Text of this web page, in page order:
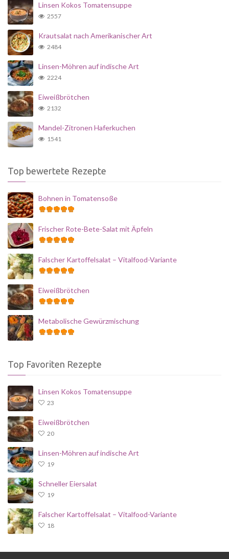
Linsen Kokos Tomatensuppe
2557
Krautsalat nach Amerikanischer Art
2484
Linsen-Möhren auf indische Art
2224
Eiweißbrötchen
2132
Mandel-Zitronen Haferkuchen
1541
Top bewertete Rezepte
Bohnen in Tomatensoße
Frischer Rote-Bete-Salat mit Äpfeln
Falscher Kartoffelsalat – Vitalfood-Variante
Eiweißbrötchen
Metabolische Gewürzmischung
Top Favoriten Rezepte
Linsen Kokos Tomatensuppe
23
Eiweißbrötchen
20
Linsen-Möhren auf indische Art
19
Schneller Eiersalat
19
Falscher Kartoffelsalat – Vitalfood-Variante
18